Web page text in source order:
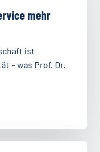
mehr
ist
– was Prof. Dr.